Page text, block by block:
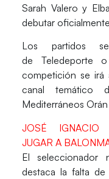
Sarah Valero y
debutar
Los partidos
de Teledeporte
competición se irá
canal temático
Mediterráneos
JOSÉ IGNACIO
JUGAR A
El seleccionador
destaca la falta